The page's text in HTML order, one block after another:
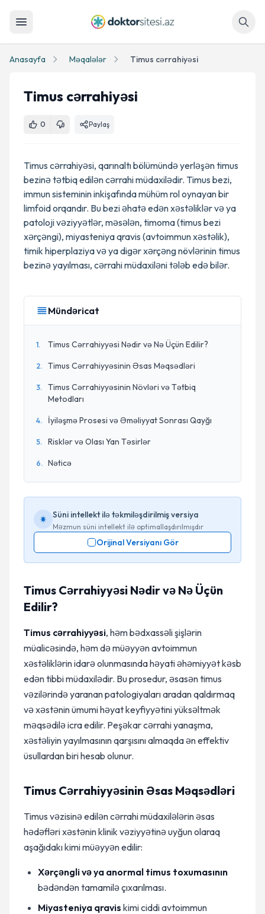
Anasayfa Məqalələr Timus cərrahiyəsi
Timus cərrahiyəsi
0 Paylaş
Timus cərrahiyəsi, qarınaltı bölümündə yerləşən timus
bezinə tətbiq edilən cərrahi müdaxilədir. Timus bezi,
immun sisteminin inkişafında mühüm rol oynayan bir
limfoid orqandır. Bu bezi əhatə edən xəstəliklər və ya
patoloji vəziyyətlər, məsələn, timoma (timus bezi
xərçəngi), miyasteniya qravis (avtoimmun xəstəlik),
timik hiperplaziya və ya digər xərçəng növlərinin timus
bezinə yayılması, cərrahi müdaxiləni tələb edə bilər.
Mündəricat
1. Timus Cərrahiyyəsi Nədir və Nə Üçün Edilir?
2. Timus Cərrahiyyəsinin Əsas Məqsədləri
3.
Timus Cərrahiyyəsinin Növləri və Tətbiq
Metodları
4. İyiləşmə Prosesi və Əməliyyat Sonrası Qayğı
5. Risklər və Olası Yan Təsirlər
6. Nəticə
Süni intellekt ilə təkmiləşdirilmiş versiya
Məzmun süni intellekt ilə optimallaşdırılmışdır
Orijinal Versiyanı Gör
Timus Cərrahiyyəsi Nədir və Nə Üçün
Edilir?
Timus cərrahiyyəsi, həm bədxassəli şişlərin
müalicəsində, həm də müəyyən avtoimmun
xəstəliklərin idarə olunmasında həyati əhəmiyyət kəsb
edən tibbi müdaxilədir. Bu prosedur, əsasən timus
vəzilərində yaranan patologiyaları aradan qaldırmaq
və xəstənin ümumi həyat keyfiyyətini yüksəltmək
məqsədilə icra edilir. Peşəkar cərrahi yanaşma,
xəstəliyin yayılmasının qarşısını almaqda ən effektiv
üsullardan biri hesab olunur.
Timus Cərrahiyyəsinin Əsas Məqsədləri
Timus vəzisinə edilən cərrahi müdaxilələrin əsas
hədəfləri xəstənin klinik vəziyyətinə uyğun olaraq
aşağıdakı kimi müəyyən edilir:
Xərçəngli və ya anormal timus toxumasının
bədəndən tamamilə çıxarılması.
Miyasteniya qravis kimi ciddi avtoimmun